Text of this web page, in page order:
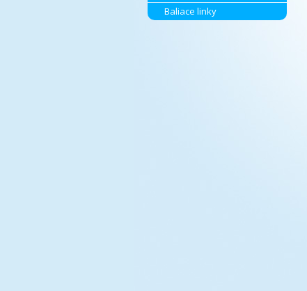
Baliace linky